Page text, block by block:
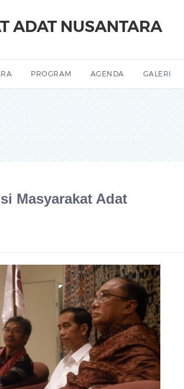
ADAT NUSANTARA
PROGRAM AGENDA GALERI
Masyarakat Adat